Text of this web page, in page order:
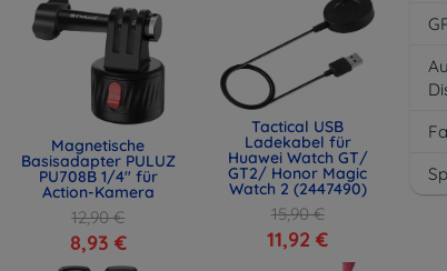
Magnetische
Basisadapter PULUZ
PU708B 1/4" für
Action-Kamera
12,90 €
8,93 €
Tactical USB
Ladekabel für
Huawei Watch GT/
GT2/ Honor Magic
Watch 2 (2447490)
15,90 €
11,92 €